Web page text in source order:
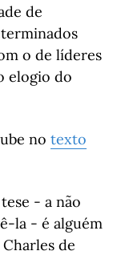
de
o de líderes
elogio do
no texto
- a não
la - é alguém
de